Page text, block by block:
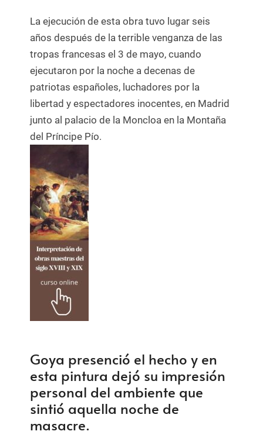
La ejecución de esta obra tuvo lugar seis
años después de la terrible venganza de las
tropas francesas el 3 de mayo, cuando
ejecutaron por la noche a decenas de
patriotas españoles, luchadores por la
libertad y espectadores inocentes, en Madrid
junto al palacio de la Moncloa en la Montaña
del Príncipe Pío.
Goya presenció el hecho y en
esta pintura dejó su impresión
personal del ambiente que
sintió aquella noche de
masacre.